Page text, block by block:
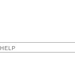
HELP